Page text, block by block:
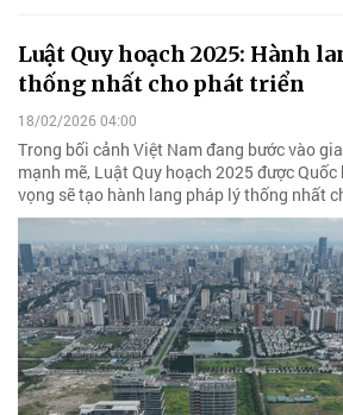
Luật Quy hoạch 2025: Hành
thống nhất cho phát triển
18/02/2026 04:00
Trong bối cảnh Việt Nam đang bước vào
mạnh mẽ, Luật Quy hoạch 2025 được
vọng sẽ tạo hành lang pháp lý thống nhất